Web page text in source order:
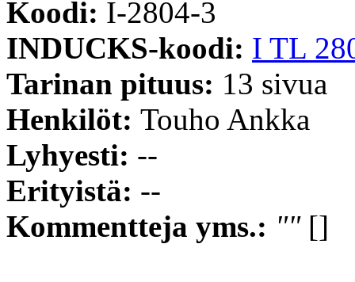
Koodi: I-2804-3
INDUCKS-koodi: I TL
Tarinan pituus: 13 sivua
Henkilöt: Touho Ankka
Lyhyesti: --
Erityistä: --
Kommentteja yms.: ""[]